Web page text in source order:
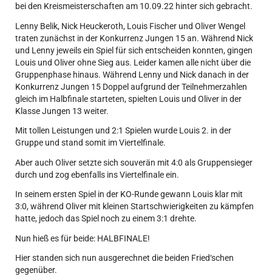
bei den Kreismeisterschaften am 10.09.22 hinter sich gebracht.
Lenny Belik, Nick Heuckeroth, Louis Fischer und Oliver Wengel
traten zunächst in der Konkurrenz Jungen 15 an. Während Nick
und Lenny jeweils ein Spiel für sich entscheiden konnten, gingen
Louis und Oliver ohne Sieg aus. Leider kamen alle nicht über die
Gruppenphase hinaus. Während Lenny und Nick danach in der
Konkurrenz Jungen 15 Doppel aufgrund der Teilnehmerzahlen
gleich im Halbfinale starteten, spielten Louis und Oliver in der
Klasse Jungen 13 weiter.
Mit tollen Leistungen und 2:1 Spielen wurde Louis 2. in der
Gruppe und stand somit im Viertelfinale.
Aber auch Oliver setzte sich souverän mit 4:0 als Gruppensieger
durch und zog ebenfalls ins Viertelfinale ein.
In seinem ersten Spiel in der KO-Runde gewann Louis klar mit
3:0, während Oliver mit kleinen Startschwierigkeiten zu kämpfen
hatte, jedoch das Spiel noch zu einem 3:1 drehte.
Nun hieß es für beide: HALBFINALE!
Hier standen sich nun ausgerechnet die beiden Fried‘schen
gegenüber.